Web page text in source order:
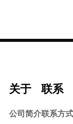
关于
公司简介
联系
联系方式